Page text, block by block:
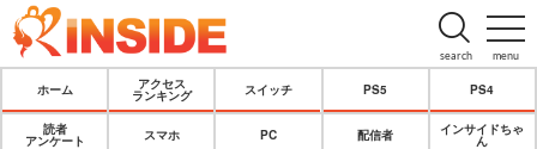
menu
search
ホーム
アクセス
ランキング
スイッチ PS5 PS4
読者
アンケート
スマホ PC 配信者
インサイドちゃ
ん